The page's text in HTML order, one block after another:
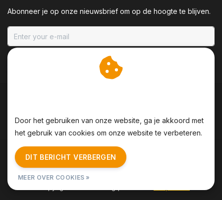
Abonneer je op onze nieuwsbrief om op de hoogte te blijven.
Algemene voorwaarden | Disclaimer
Sitemap
| RSS Feed
Door het gebruiken van onze website, ga je akkoord met
het gebruik van cookies om onze website te verbeteren.
DIT BERICHT VERBERGEN
MEER OVER COOKIES »